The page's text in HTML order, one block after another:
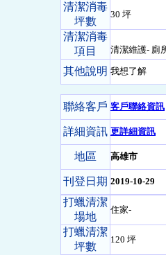
清潔消毒
坪數
30 坪
清潔消毒
項目
清潔維護- 廁
其他說明 我想了解
聯絡客戶 客戶聯絡資訊
詳細資訊 更詳細資訊
地區 高雄市
刊登日期 2019-10-29
打蠟清潔
場地
住家-
打蠟清潔
坪數
120 坪